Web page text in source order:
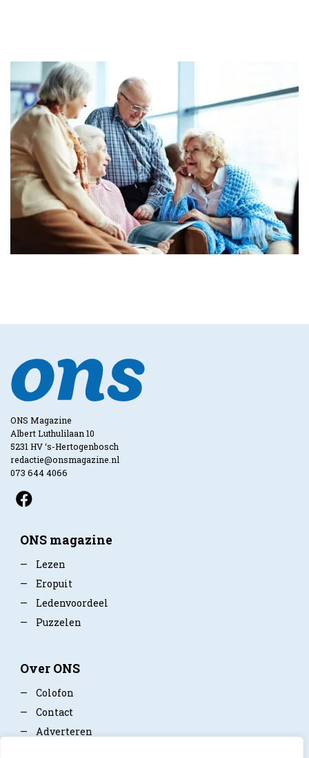
ONS Magazine
Albert Luthulilaan 10
5231 HV ‘s-Hertogenbosch
redactie@onsmagazine.nl
073 644 4066
ONS magazine
—
Lezen
—
Eropuit
—
Ledenvoordeel
—
Puzzelen
Over ONS
—
Colofon
—
Contact
—
Adverteren